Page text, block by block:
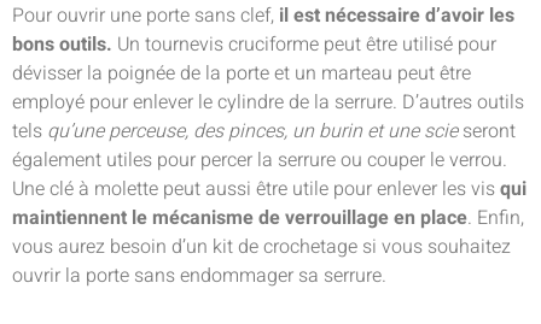
Pour ouvrir une porte sans clef, il est nécessaire d’avoir les
bons outils. Un tournevis cruciforme peut être utilisé pour
dévisser la poignée de la porte et un marteau peut être
employé pour enlever le cylindre de la serrure. D’autres outils
tels qu’une perceuse, des pinces, un burin et une scieseront
également utiles pour percer la serrure ou couper le verrou.
Une clé à molette peut aussi être utile pour enlever les visqui
maintiennent le mécanisme de verrouillage en place. Enfin,
vous aurez besoin d’un kit de crochetage si vous souhaitez
ouvrir la porte sans endommager sa serrure.